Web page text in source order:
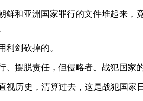
亚洲国家罪行的文件堆起来，
剑砍掉的。
脱责任，但侵略者、战犯国家
历史，清算过去，这是战犯国家